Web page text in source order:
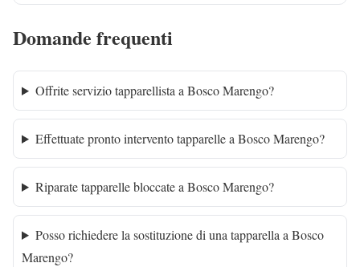
Domande frequenti
Offrite servizio tapparellista a Bosco Marengo?
Effettuate pronto intervento tapparelle a Bosco Marengo?
Riparate tapparelle bloccate a Bosco Marengo?
Posso richiedere la sostituzione di una tapparella a Bosco
Marengo?